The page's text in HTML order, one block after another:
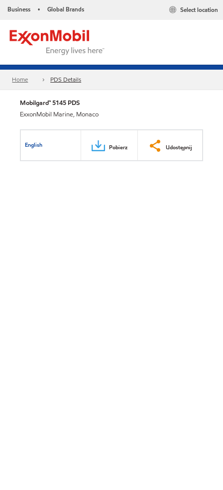
Business • Global Brands Select location
Home PDS Details
Mobilgard™ 5145 PDS
ExxonMobil Marine, Monaco
English Pobierz Udostępnij